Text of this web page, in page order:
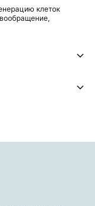
клеток